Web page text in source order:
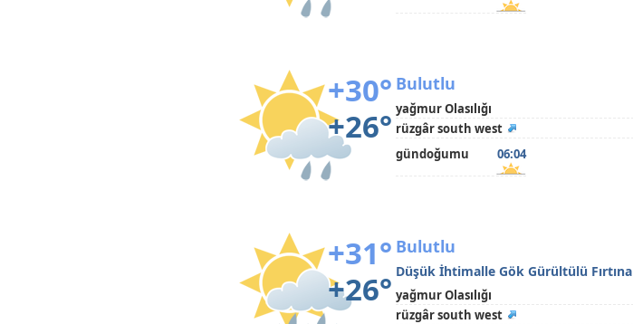
+30°
+26°
Bulutlu
yağmur Olasılığı
rüzgâr south west
gündoğumu
06:04
+31°
+26°
Bulutlu
Düşük İhtimalle Gök Gürültülü Fırtına
yağmur Olasılığı
rüzgâr south west